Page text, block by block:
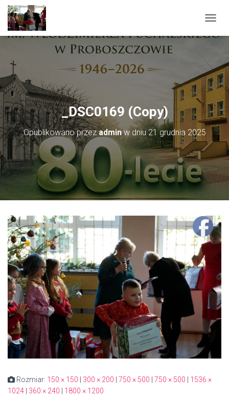
_DSC0169 (Copy)
Opublikowano przezadminw dniu21 grudnia 2025
Rozmiar: 150 × 150 300 × 200 750 × 500 750 × 500
1536 ×
1024
360 × 240 1800 × 1200